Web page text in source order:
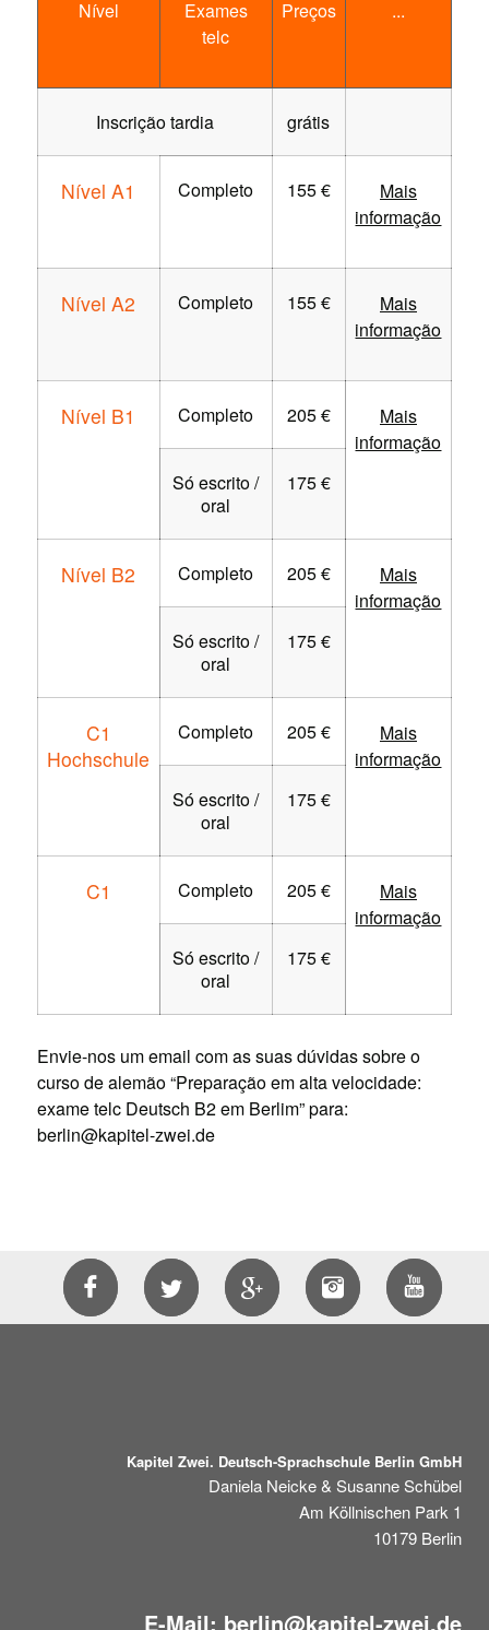
Nível
Exames
telc
Preços ...
Inscrição tardia grátis
Nível A1 Completo 155 €
Mais
informação
Nível A2 Completo 155 €
Mais
informação
Nível B1 Completo 205 €
Mais
informação
Só escrito /
oral
175 €
Nível B2 Completo 205 €
Mais
informação
Só escrito /
oral
175 €
C1
Hochschule
Completo 205 €
Mais
informação
Só escrito /
oral
175 €
C1 Completo 205 €
Mais
informação
Só escrito /
oral
175 €
Envie-nos um email com as suas dúvidas sobre o
curso de alemão “Preparação em alta velocidade:
exame telc Deutsch B2 em Berlim” para:
berlin@kapitel-zwei.de
Kapitel Zwei. Deutsch-Sprachschule Berlin GmbH
Daniela Neicke & Susanne Schübel
Am Köllnischen Park 1
10179 Berlin
E-Mail: berlin@kapitel-zwei.de